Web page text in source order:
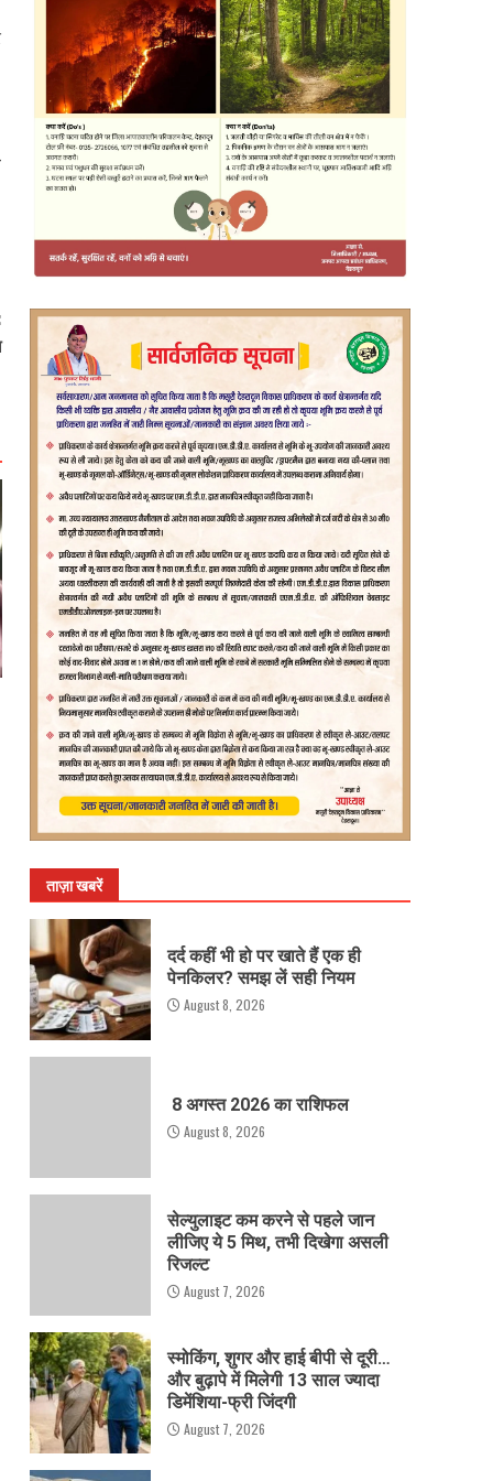
ताज़ा खबरें
दर्द कहीं भी हो पर खाते हैं एक ही
पेनकिलर? समझ लें सही नियम
August 8, 2026
8 अगस्त 2026 का राशिफल
August 8, 2026
सेल्युलाइट कम करने से पहले जान
लीजिए ये 5 मिथ, तभी दिखेगा असली
रिजल्ट
August 7, 2026
स्मोकिंग, शुगर और हाई बीपी से दूरी…
और बुढ़ापे में मिलेगी 13 साल ज्यादा
डिमेंशिया-फ्री जिंदगी
August 7, 2026